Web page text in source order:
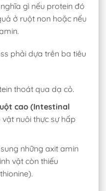
gì nếu protein đó
ở ruột non hoặc nếu
phải dựa trên ba tiêu
thoát qua dạ cỏ.
cao (Intestinal
nuôi thực sự hấp
những axit amin
vật còn thiếu